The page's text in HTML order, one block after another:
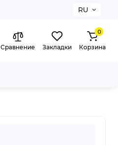
RU
Сравнение Закладки
0
Корзина